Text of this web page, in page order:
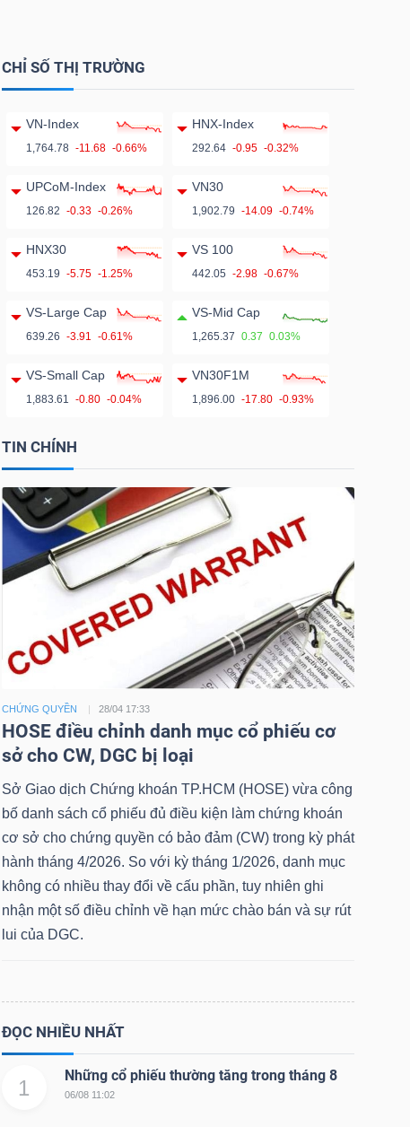
CHỈ SỐ THỊ TRƯỜNG
VN-Index
1,764.78 -11.68 -0.66%
HNX-Index
292.64 -0.95 -0.32%
UPCoM-Index
126.82 -0.33 -0.26%
VN30
1,902.79 -14.09 -0.74%
HNX30
453.19 -5.75 -1.25%
VS 100
442.05 -2.98 -0.67%
VS-Large Cap
639.26 -3.91 -0.61%
VS-Mid Cap
1,265.37 0.37 0.03%
VS-Small Cap
1,883.61 -0.80 -0.04%
VN30F1M
1,896.00 -17.80 -0.93%
TIN CHÍNH
CHỨNG QUYỀN 28/04 17:33
HOSE điều chỉnh danh mục cổ phiếu cơ
sở cho CW, DGC bị loại
Sở Giao dịch Chứng khoán TP.HCM (HOSE) vừa công
bố danh sách cổ phiếu đủ điều kiện làm chứng khoán
cơ sở cho chứng quyền có bảo đảm (CW) trong kỳ phát
hành tháng 4/2026. So với kỳ tháng 1/2026, danh mục
không có nhiều thay đổi về cấu phần, tuy nhiên ghi
nhận một số điều chỉnh về hạn mức chào bán và sự rút
lui của DGC.
ĐỌC NHIỀU NHẤT
1
Những cổ phiếu thường tăng trong tháng 8
06/08 11:02